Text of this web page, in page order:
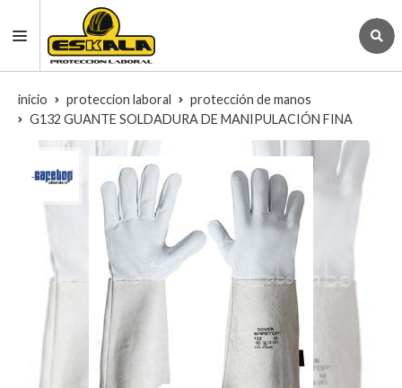
inicio proteccion laboral
protección de manos
G132 GUANTE SOLDADURA DE MANIPULACIÓN FINA